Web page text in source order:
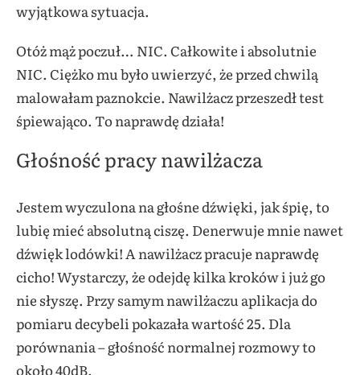
wyjątkowa sytuacja.
Otóż mąż poczuł… NIC. Całkowite i absolutnie
NIC. Ciężko mu było uwierzyć, że przed chwilą
malowałam paznokcie. Nawilżacz przeszedł test
śpiewająco. To naprawdę działa!
Głośność pracy nawilżacza
Jestem wyczulona na głośne dźwięki, jak śpię, to
lubię mieć absolutną ciszę. Denerwuje mnie nawet
dźwięk lodówki! A nawilżacz pracuje naprawdę
cicho! Wystarczy, że odejdę kilka kroków i już go
nie słyszę. Przy samym nawilżaczu aplikacja do
pomiaru decybeli pokazała wartość 25. Dla
porównania – głośność normalnej rozmowy to
około 40dB.